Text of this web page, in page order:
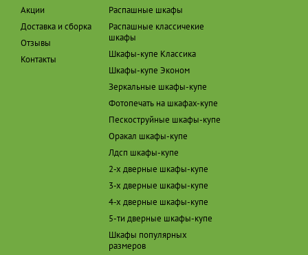
Акции
Доставка и сборка
Отзывы
Контакты
Распашные шкафы
Распашные классичекие
шкафы
Шкафы-купе Классика
Шкафы-купе Эконом
Зеркальные шкафы-купе
Фотопечать на шкафах-купе
Пескоструйные шкафы-купе
Оракал шкафы-купе
Лдсп шкафы-купе
2-х дверные шкафы-купе
3-х дверные шкафы-купе
4-х дверные шкафы-купе
5-ти дверные шкафы-купе
Шкафы популярных
размеров